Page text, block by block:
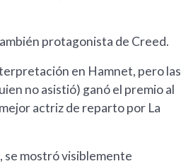
protagonista de Creed.
en Hamnet, pero las
no asistió) ganó el premio al
actriz de reparto por La
se mostró visiblemente